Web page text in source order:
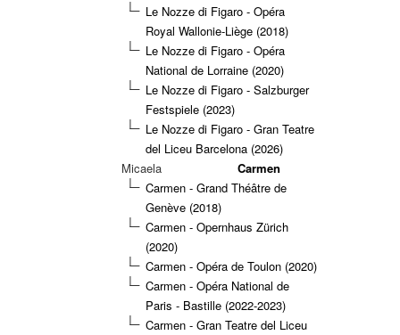
Le Nozze di Figaro - Opéra
Royal Wallonie-Liège (2018)
Le Nozze di Figaro - Opéra
National de Lorraine (2020)
Le Nozze di Figaro - Salzburger
Festspiele (2023)
Le Nozze di Figaro - Gran Teatre
del Liceu Barcelona (2026)
Micaela
Carmen
Carmen - Grand Théâtre de
Genève (2018)
Carmen - Opernhaus Zürich
(2020)
Carmen - Opéra de Toulon (2020)
Carmen - Opéra National de
Paris - Bastille (2022-2023)
Carmen - Gran Teatre del Liceu